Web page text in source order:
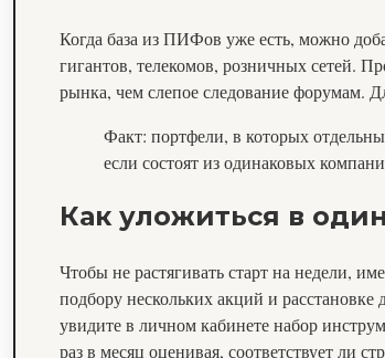
Когда база из ПИФов уже есть, можно
гигантов, телекомов, розничных сетей.
рынка, чем слепое следование форумам.
Факт: портфели, в которых
если состоят из одинаковых
Как уложиться в
Чтобы не растягивать старт на недели,
подбору нескольких акций и
увидите в личном кабинете набор
раз в месяц оценивая, соответствует ли